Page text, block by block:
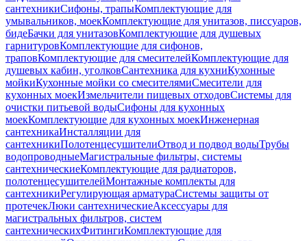
сантехникиСифоны, трапыКомплектующие для
умывальников, моекКомплектующие для унитазов, писсуаров,
бидеБачки для унитазовКомплектующие для душевых
гарнитуровКомплектующие для сифонов,
траповКомплектующие для смесителейКомплектующие для
душевых кабин, уголковСантехника для кухниКухонные
мойкиКухонные мойки со смесителямиСмесители для
кухонных моекИзмельчители пищевых отходовСистемы для
очистки питьевой водыСифоны для кухонных
моекКомплектующие для кухонных моекИнженерная
сантехникаИнсталляции для
сантехникиПолотенцесушителиОтвод и подвод водыТрубы
водопроводныеМагистральные фильтры, системы
сантехническиеКомплектующие для радиаторов,
полотенцесушителейМонтажные комплекты для
сантехникиРегулирующая арматураСистемы защиты от
протечекЛюки сантехническиеАксессуары для
магистральных фильтров, систем
сантехническихФитингиКомплектующие для